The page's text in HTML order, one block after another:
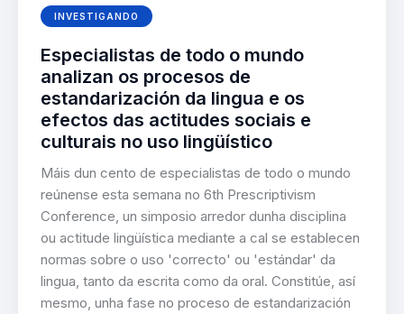
INVESTIGANDO
Especialistas de todo o mundo
analizan os procesos de
estandarización da lingua e os
efectos das actitudes sociais e
culturais no uso lingüístico
Máis dun cento de especialistas de todo o mundo
reúnense esta semana no 6th Prescriptivism
Conference, un simposio arredor dunha disciplina
ou actitude lingüística mediante a cal se establecen
normas sobre o uso 'correcto' ou 'estándar' da
lingua, tanto da escrita como da oral. Constitúe, así
mesmo, unha fase no proceso de estandarización